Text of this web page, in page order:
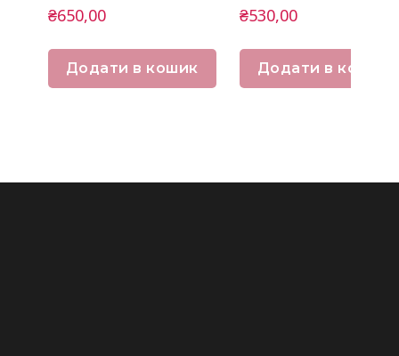
₴650,00
Додати в кошик
₴530,00
Додати в кошик